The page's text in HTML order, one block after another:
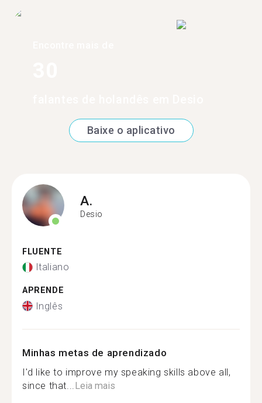
Baixe o aplicativo
A.
Desio
FLUENTE
Italiano
APRENDE
Inglês
Minhas metas de aprendizado
I'd like to improve my speaking skills above all,
since that... Leia mais